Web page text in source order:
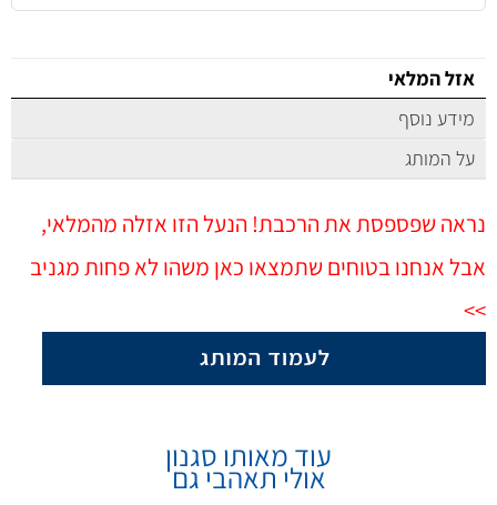
אזל המלאי
מידע נוסף
על המותג
נראה שפספסת את הרכבת! הנעל הזו אזלה מהמלאי,
אבל אנחנו בטוחים שתמצאו כאן משהו לא פחות מגניב
>>
עוד מאותו סגנון
אולי תאהבי גם